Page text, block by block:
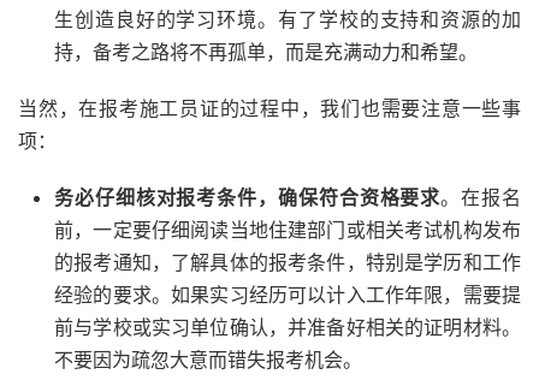
生创造良好的学习环境。有了学校的支持和资源的加
持，备考之路将不再孤单，而是充满动力和希望。
当然，在报考施工员证的过程中，我们也需要注意一些事
项：
务必仔细核对报考条件，确保符合资格要求。在报名
前，一定要仔细阅读当地住建部门或相关考试机构发布
的报考通知，了解具体的报考条件，特别是学历和工作
经验的要求。如果实习经历可以计入工作年限，需要提
前与学校或实习单位确认，并准备好相关的证明材料。
不要因为疏忽大意而错失报考机会。